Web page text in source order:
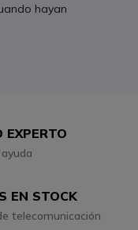
hayan
EXPERTO
EN STOCK
telecomunicación